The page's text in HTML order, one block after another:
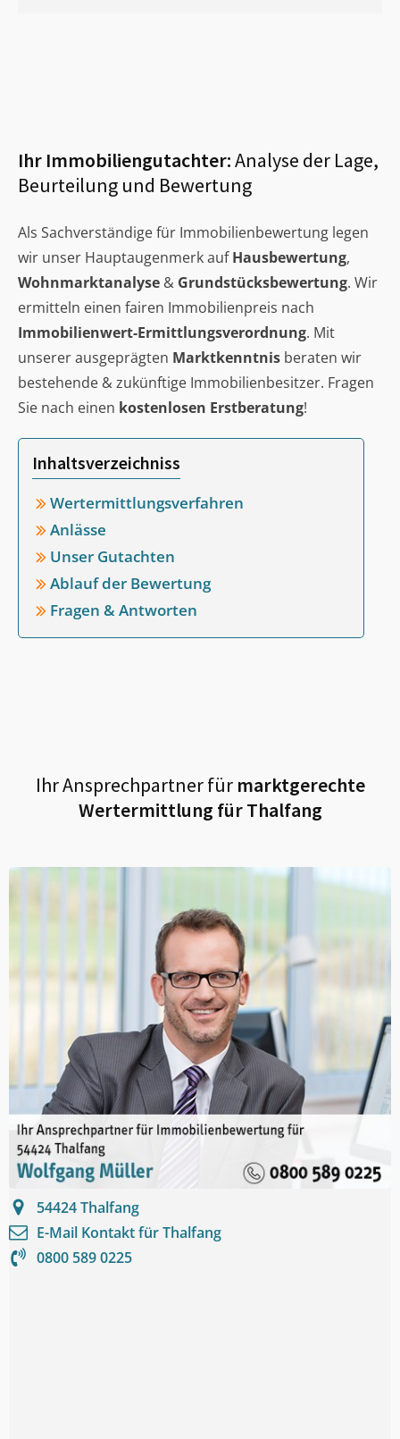
Ihr Immobiliengutachter:Analyse der Lage,
Beurteilung und Bewertung
Als Sachverständige für Immobilienbewertung legen
wir unser Hauptaugenmerk aufHausbewertung,
Wohnmarktanalyse & Grundstücksbewertung. Wir
ermitteln einen fairen Immobilienpreis nach
Immobilienwert-Ermittlungsverordnung. Mit
unserer ausgeprägten Marktkenntnis beraten wir
bestehende & zukünftige Immobilienbesitzer. Fragen
Sie nach einen kostenlosen Erstberatung!
Inhaltsverzeichniss
Wertermittlungsverfahren
Anlässe
Unser Gutachten
Ablauf der Bewertung
Fragen & Antworten
Ihr Ansprechpartner fürmarktgerechte
Wertermittlung fürThalfang
54424Thalfang
E-Mail Kontakt fürThalfang
0800 589 0225